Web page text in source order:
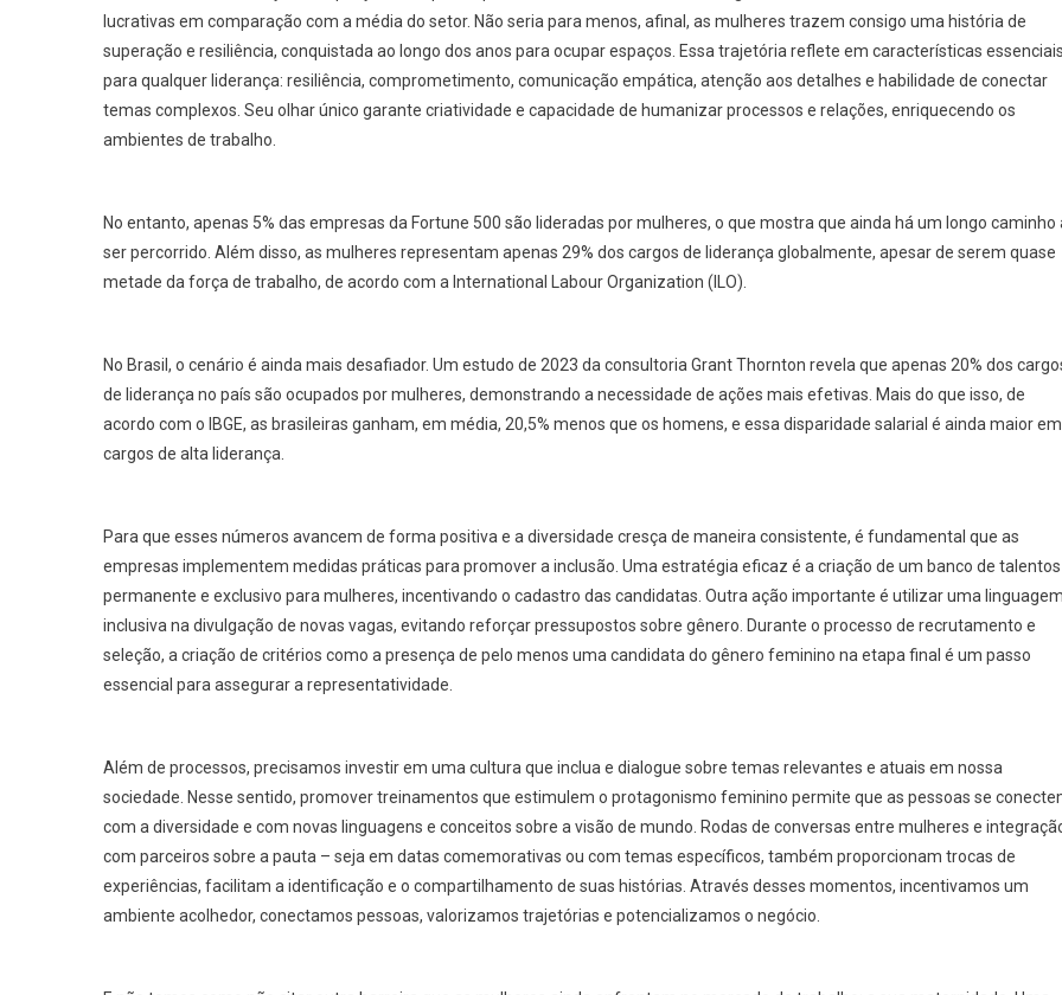
lucrativas em comparação com a média do setor. Não seria para menos, afinal, as mulheres trazem consigo uma história de
superação e resiliência, conquistada ao longo dos anos para ocupar espaços. Essa trajetória reflete em características
para qualquer liderança: resiliência, comprometimento, comunicação empática, atenção aos detalhes e habilidade de conectar
temas complexos. Seu olhar único garante criatividade e capacidade de humanizar processos e relações, enriquecendo os
ambientes de trabalho.
No entanto, apenas 5% das empresas da Fortune 500 são lideradas por mulheres, o que mostra que ainda há um longo caminho
ser percorrido. Além disso, as mulheres representam apenas 29% dos cargos de liderança globalmente, apesar de serem quase
metade da força de trabalho, de acordo com a International Labour Organization (ILO).
No Brasil, o cenário é ainda mais desafiador. Um estudo de 2023 da consultoria Grant Thornton revela que apenas 20% dos
de liderança no país são ocupados por mulheres, demonstrando a necessidade de ações mais efetivas. Mais do que isso, de
acordo com o IBGE, as brasileiras ganham, em média, 20,5% menos que os homens, e essa disparidade salarial é ainda maior em
cargos de alta liderança.
Para que esses números avancem de forma positiva e a diversidade cresça de maneira consistente, é fundamental que as
empresas implementem medidas práticas para promover a inclusão. Uma estratégia eficaz é a criação de um banco de talentos
permanente e exclusivo para mulheres, incentivando o cadastro das candidatas. Outra ação importante é utilizar uma
inclusiva na divulgação de novas vagas, evitando reforçar pressupostos sobre gênero. Durante o processo de recrutamento e
seleção, a criação de critérios como a presença de pelo menos uma candidata do gênero feminino na etapa final é um passo
essencial para assegurar a representatividade.
Além de processos, precisamos investir em uma cultura que inclua e dialogue sobre temas relevantes e atuais em nossa
sociedade. Nesse sentido, promover treinamentos que estimulem o protagonismo feminino permite que as pessoas se
com a diversidade e com novas linguagens e conceitos sobre a visão de mundo. Rodas de conversas entre mulheres e
com parceiros sobre a pauta – seja em datas comemorativas ou com temas específicos, também proporcionam trocas de
experiências, facilitam a identificação e o compartilhamento de suas histórias. Através desses momentos, incentivamos um
ambiente acolhedor, conectamos pessoas, valorizamos trajetórias e potencializamos o negócio.